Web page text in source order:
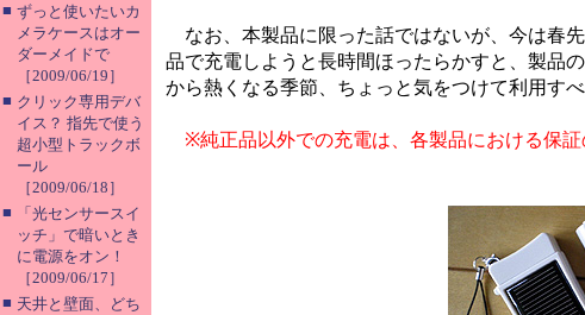
■ ずっと使いたいカ
メラケースはオー
ダーメイドで
［2009/06/19］
■ クリック専用デバ
イス？ 指先で使う
超小型トラックボ
ール
［2009/06/18］
■
「光センサースイ
ッチ」で暗いとき
に電源をオン！
［2009/06/17］
■ 天井と壁面、どち
なお、本製品に限った話ではないが、今は春
品で充電しようと長時間ほったらかすと、製品
から熱くなる季節、ちょっと気をつけて利用すべ
※純正品以外での充電は、各製品における保証